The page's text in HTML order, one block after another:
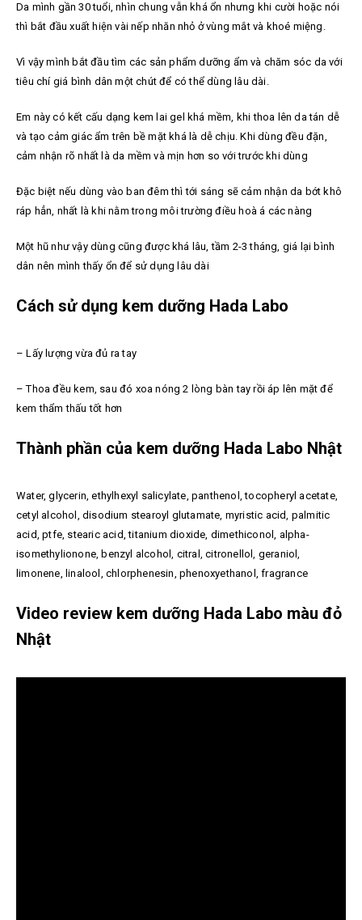
Da mình gần 30 tuổi, nhìn chung vẫn khá ổn nhưng khi cười hoặc nói
thì bắt đầu xuất hiện vài nếp nhăn nhỏ ở vùng mắt và khoé miệng.
Vì vậy mình bắt đầu tìm các sản phẩm dưỡng ẩm và chăm sóc da với
tiêu chí giá bình dân một chút để có thể dùng lâu dài.
Em này có kết cấu dạng kem lai gel khá mềm, khi thoa lên da tán dễ
và tạo cảm giác ẩm trên bề mặt khá là dễ chịu. Khi dùng đều đặn,
cảm nhận rõ nhất là da mềm và mịn hơn so với trước khi dùng
Đặc biệt nếu dùng vào ban đêm thì tới sáng sẽ cảm nhận da bớt khô
ráp hẳn, nhất là khi nằm trong môi trường điều hoà á các nàng
Một hũ như vậy dùng cũng được khá lâu, tầm 2-3 tháng, giá lại bình
dân nên mình thấy ổn để sử dụng lâu dài
Cách sử dụng kem dưỡng Hada Labo
– Lấy lượng vừa đủ ra tay
– Thoa đều kem, sau đó xoa nóng 2 lòng bàn tay rồi áp lên mặt để
kem thẩm thấu tốt hơn
Thành phần của kem dưỡng Hada Labo Nhật
Water, glycerin, ethylhexyl salicylate, panthenol, tocopheryl acetate,
cetyl alcohol, disodium stearoyl glutamate, myristic acid, palmitic
acid, ptfe, stearic acid, titanium dioxide, dimethiconol, alpha-
isomethylionone, benzyl alcohol, citral, citronellol, geraniol,
limonene, linalool, chlorphenesin, phenoxyethanol, fragrance
Video review kem dưỡng Hada Labo màu đỏ
Nhật